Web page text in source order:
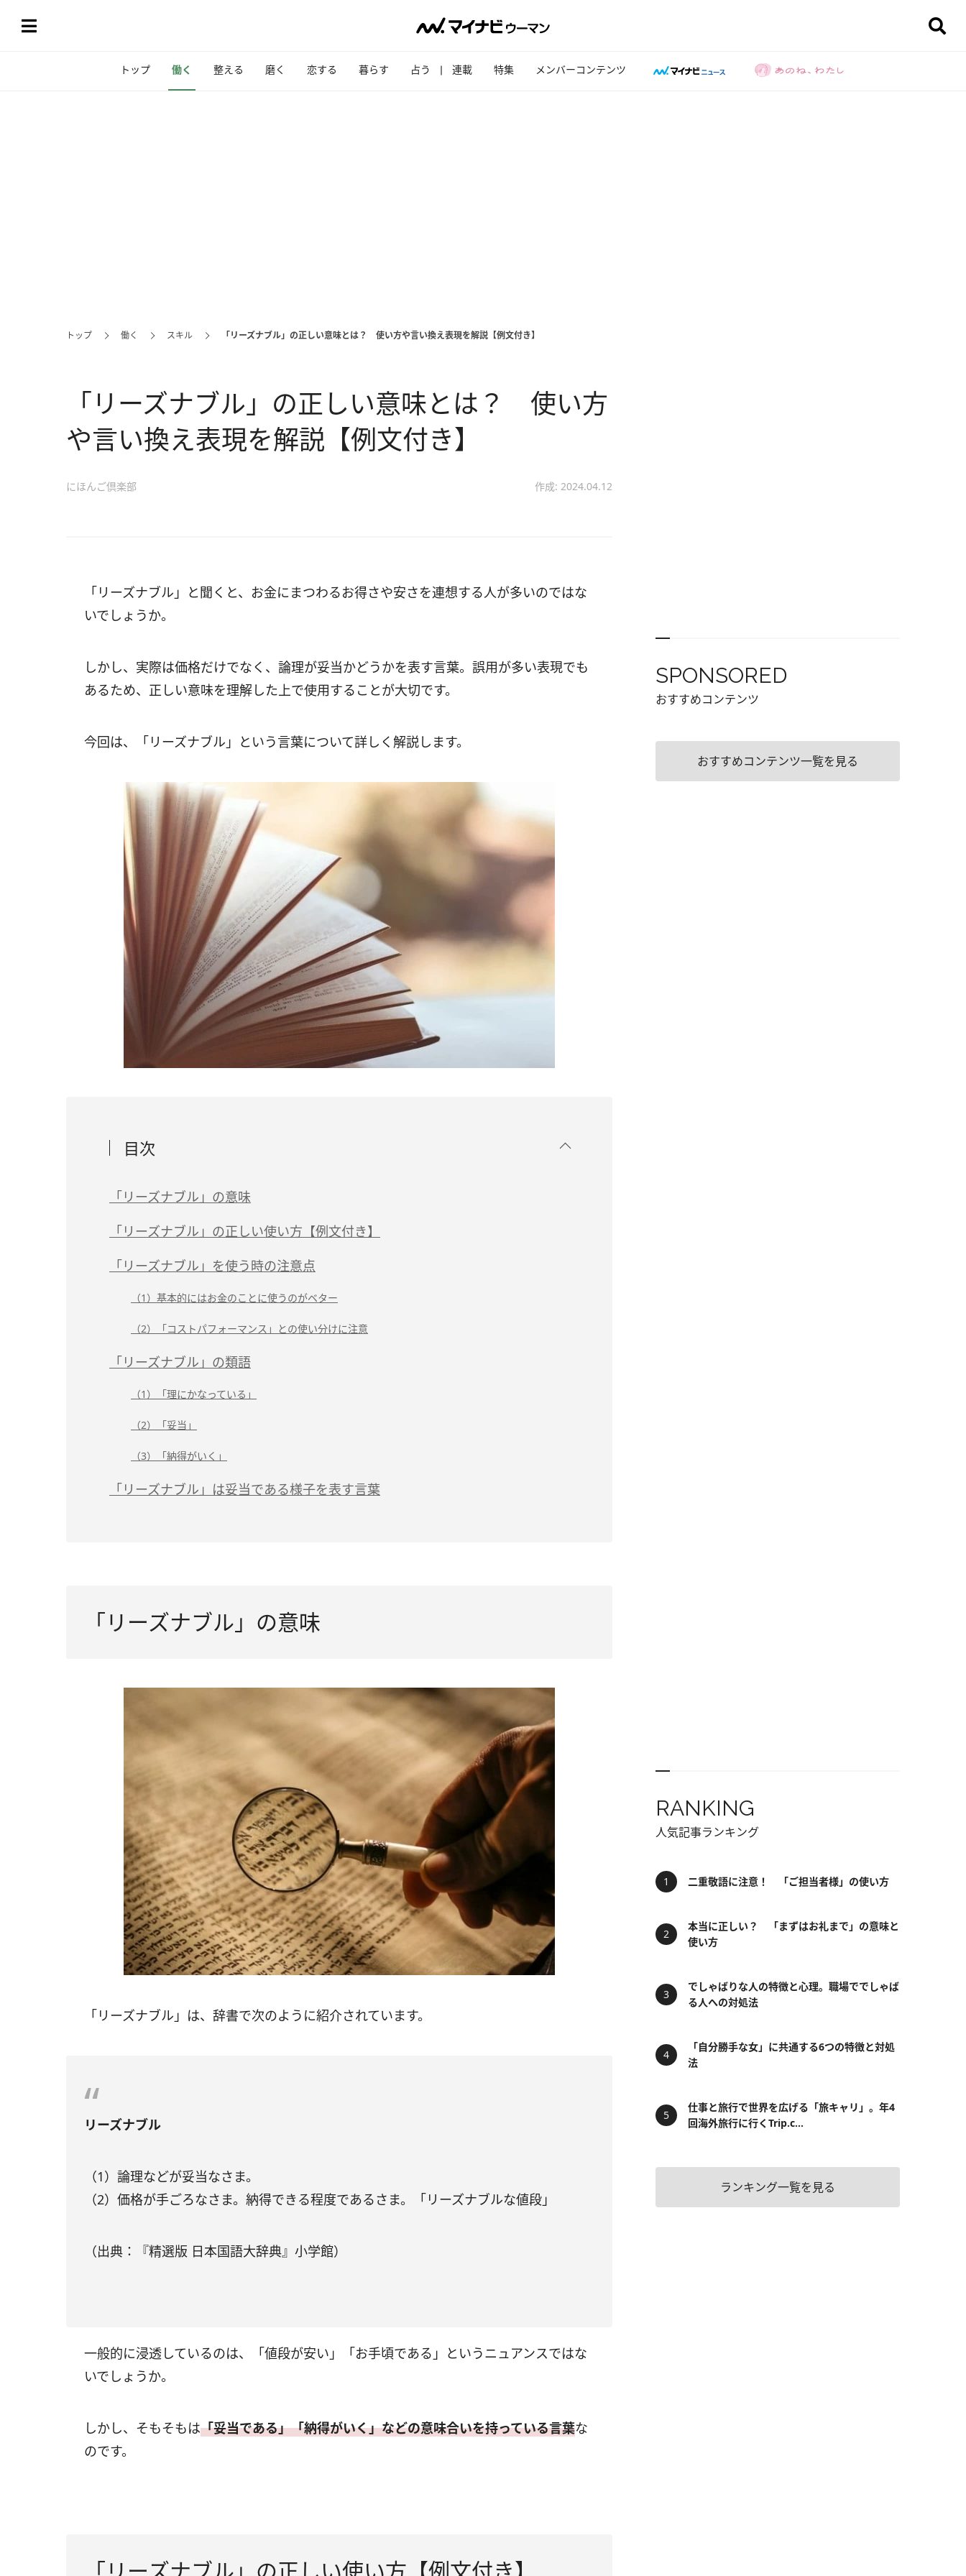
トップ 働く 整える 磨く 恋する 暮らす 占う 連載 特集 メンバーコンテンツ
トップ 働く スキル 「リーズナブル」の正しい意味とは？ 使い方や言い換え表現を解説【例文付き】
「リーズナブル」の正しい意味とは？ 使い方
や言い換え表現を解説【例文付き】
にほんご倶楽部 作成: 2024.04.12
「リーズナブル」と聞くと、お金にまつわるお得さや安さを連想する人が多いのではな
いでしょうか。
しかし、実際は価格だけでなく、論理が妥当かどうかを表す言葉。誤用が多い表現でも
あるため、正しい意味を理解した上で使用することが大切です。
今回は、「リーズナブル」という言葉について詳しく解説します。
目次
「リーズナブル」の意味
「リーズナブル」の正しい使い方【例文付き】
「リーズナブル」を使う時の注意点
（1）基本的にはお金のことに使うのがベター
（2）「コストパフォーマンス」との使い分けに注意
「リーズナブル」の類語
（1）「理にかなっている」
（2）「妥当」
（3）「納得がいく」
「リーズナブル」は妥当である様子を表す言葉
「リーズナブル」の意味
「リーズナブル」は、辞書で次のように紹介されています。
リーズナブル
（1）論理などが妥当なさま。
（2）価格が手ごろなさま。納得できる程度であるさま。「リーズナブルな値段」
（出典：『精選版 日本国語大辞典』小学館）
一般的に浸透しているのは、「値段が安い」「お手頃である」というニュアンスではな
いでしょうか。
しかし、そもそもは「妥当である」「納得がいく」などの意味合いを持っている言葉な
のです。
SPONSORED
おすすめコンテンツ
おすすめコンテンツ一覧を見る
RANKING
人気記事ランキング
二重敬語に注意！ 「ご担当者様」の使い方
本当に正しい？ 「まずはお礼まで」の意味と
使い方
でしゃばりな人の特徴と心理。職場ででしゃば
る人への対処法
「自分勝手な女」に共通する6つの特徴と対処
法
仕事と旅行で世界を広げる「旅キャリ」。年4
回海外旅行に行くTrip.c...
ランキング一覧を見る